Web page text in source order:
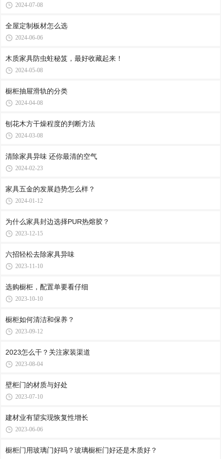
2024-07-08
全屋定制板材怎么选
2024-06-06
木质家具防虫蛀秘笈，最好收藏起来！
2024-05-08
橱柜抽屉滑轨的分类
2024-04-08
刨花木方干燥程度的判断方法
2024-03-08
清除家具异味 还你最清的空气
2024-02-23
家具五金的发展趋势怎么样？
2024-01-12
为什么家具封边选择PUR热熔胶？
2023-12-15
六招轻松去除家具异味
2023-11-10
选购橱柜，配置单要看仔细
2023-10-10
橱柜如何清洁和保养？
2023-09-12
2023怎么干？关注家装渠道
2023-08-04
壁柜门的材质与好处
2023-07-10
建材业有望实现恢复性增长
2023-06-06
橱柜门用玻璃门好吗？玻璃橱柜门好还是木质好？